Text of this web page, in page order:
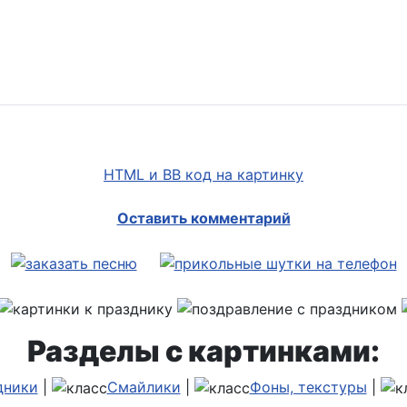
HTML и BB код на картинку
Оставить комментарий
Разделы с картинками:
Смайлики Фоны, текстуры